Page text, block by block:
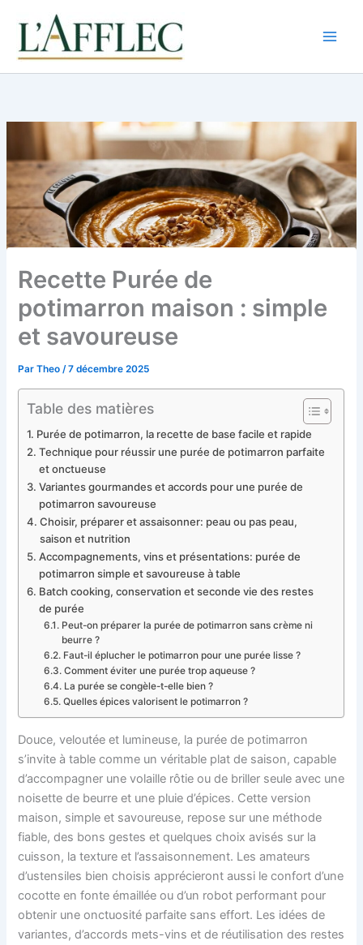
contenu
Recette Purée de
potimarron maison : simple
et savoureuse
ParTheo/7 décembre 2025
Table des matières
Purée de potimarron, la recette de base facile et rapide
Technique pour réussir une purée de potimarron parfaite
et onctueuse
Variantes gourmandes et accords pour une purée de
potimarron savoureuse
Choisir, préparer et assaisonner: peau ou pas peau,
saison et nutrition
Accompagnements, vins et présentations: purée de
potimarron simple et savoureuse à table
Batch cooking, conservation et seconde vie des restes
de purée
Peut-on préparer la purée de potimarron sans crème ni
beurre ?
Faut-il éplucher le potimarron pour une purée lisse ?
Comment éviter une purée trop aqueuse ?
La purée se congèle-t-elle bien ?
Quelles épices valorisent le potimarron ?
Douce, veloutée et lumineuse, la purée de potimarron
s’invite à table comme un véritable plat de saison, capable
d’accompagner une volaille rôtie ou de briller seule avec une
noisette de beurre et une pluie d’épices. Cette version
maison, simple et savoureuse, repose sur une méthode
fiable, des bons gestes et quelques choix avisés sur la
cuisson, la texture et l’assaisonnement. Les amateurs
d’ustensiles bien choisis apprécieront aussi le confort d’une
cocotte en fonte émaillée ou d’un robot performant pour
obtenir une onctuosité parfaite sans effort. Les idées de
variantes, d’accords mets-vins et de réutilisation des restes